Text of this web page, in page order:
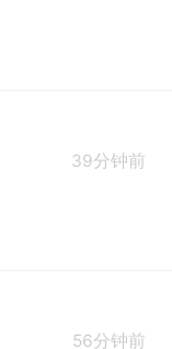
39分钟前
56分钟前